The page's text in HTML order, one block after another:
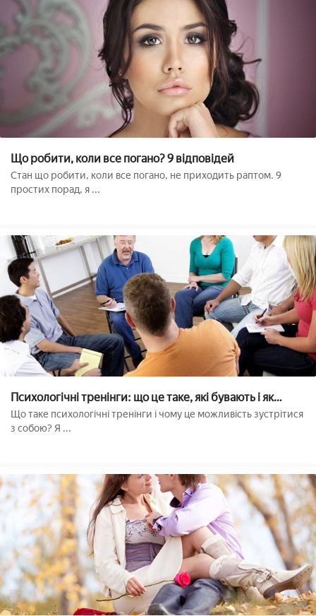
Що робити, коли все погано? 9 відповідей
Стан що робити, коли все погано, не приходить раптом. 9
простих порад, я ...
Психологічні тренінги: що це таке, які бувають і як
вибрати??
Що таке психологічні тренінги і чому це можливість зустрітися
з собою? Я ...